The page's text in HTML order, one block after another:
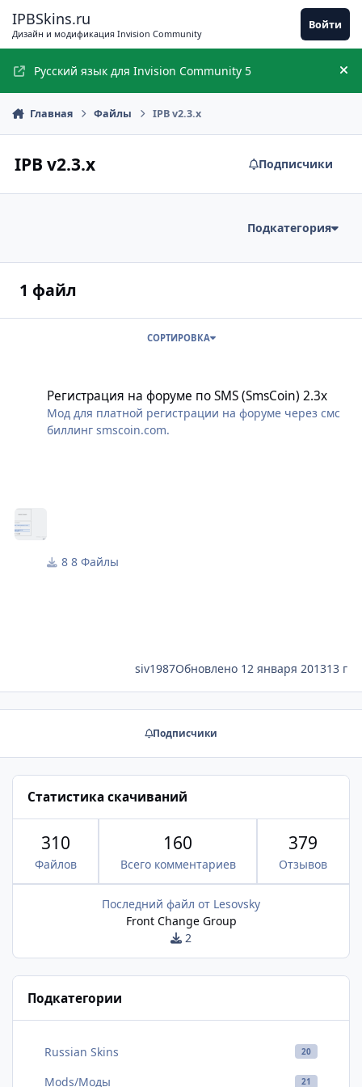
IPBSkins.ru
Дизайн и модификация Invision Community
Войти
Русский язык для Invision Community 5
Главная Файлы IPB v2.3.x
IPB v2.3.x Подписчики
Подкатегория
1 файл
СОРТИРОВКА
Регистрация на форуме по SMS (SmsCoin) 2.3x
Мод для платной регистрации на форуме через смс
биллинг smscoin.com.
8 Файлы
siv1987Обновлено 12 января 201313 г
Подписчики
Статистика скачиваний
310
Файлов
160
Всего комментариев
379
Отзывов
Последний файл от Lesovsky
Front Change Group
2
Подкатегории
Russian Skins 20
Mods/Моды 21